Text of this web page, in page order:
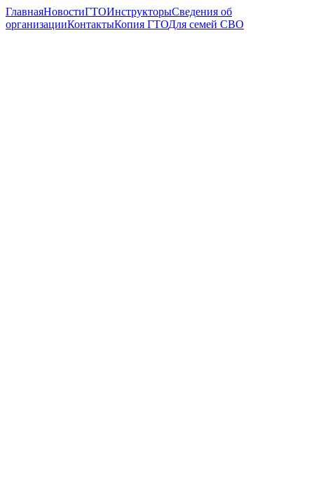
ГлавнаяНовостиГТОИнструкторыСведения об
организацииКонтактыКопия ГТОДля семей СВО